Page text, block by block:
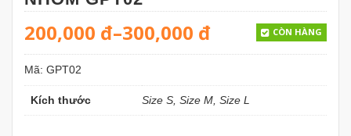
200,000 đ–300,000 đ CÒN HÀNG
Mã: GPT02
Kích thước Size S, Size M, Size L